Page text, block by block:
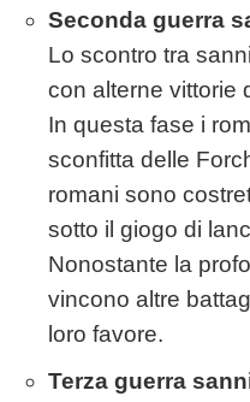
Seconda guerra
Lo scontro tra
con alterne vittorie
In questa fase i
sconfitta delle
romani sono
sotto il giogo di
Nonostante la
vincono altre
loro favore.
Terza guerra